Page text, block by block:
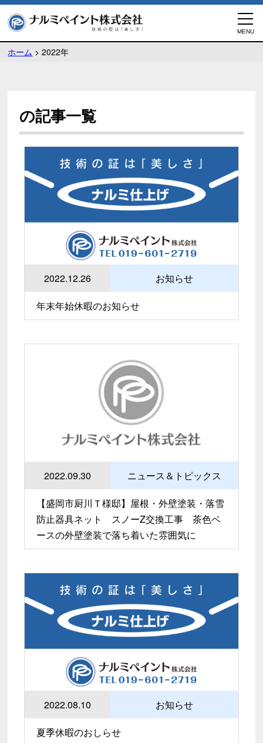
ホーム >2022年
の記事一覧
2022.12.26 お知らせ
年末年始休暇のお知らせ
2022.09.30 ニュース＆トピックス
【盛岡市厨川Ｔ様邸】屋根・外壁塗装・落雪
防止器具ネット スノーZ交換工事 茶色ベ
ースの外壁塗装で落ち着いた雰囲気に
2022.08.10 お知らせ
夏季休暇のおしらせ